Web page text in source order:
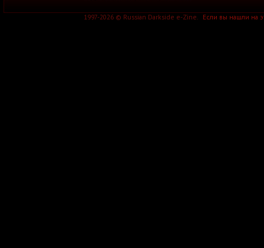
1997-2026 © Russian Darkside e-Zine. Если вы нашли на